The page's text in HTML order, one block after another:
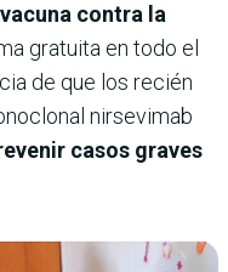
vacuna contra la
gratuita en todo el
de que los recién
nirsevimab
casos graves